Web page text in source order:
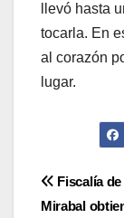
llevó hasta
tocarla. En
al corazón
lugar.
Fiscalía
Mirabal